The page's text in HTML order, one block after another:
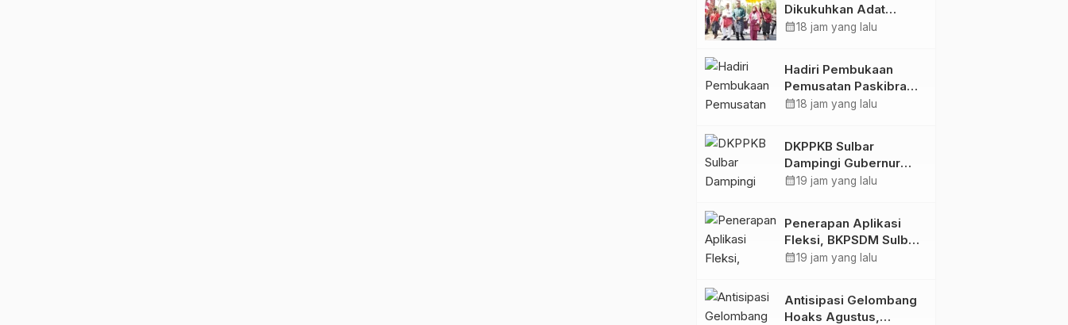
Dikukuhkan Adat
Balanipa, Raih Gelar
calendar_month18 jam yang lalu
Hadiri Pembukaan
Pemusatan Paskibraka
Provinsi, Murdanil: Ini
calendar_month18 jam yang lalu
DKPPKB Sulbar
Dampingi Gubernur
Terima Audiensi
Malolo
calendar_month19 jam yang lalu
Penerapan Aplikasi
Fleksi, BKPSDM Sulbar
Dorong Transformasi
calendar_month19 jam yang lalu
Antisipasi Gelombang
Hoaks Agustus,